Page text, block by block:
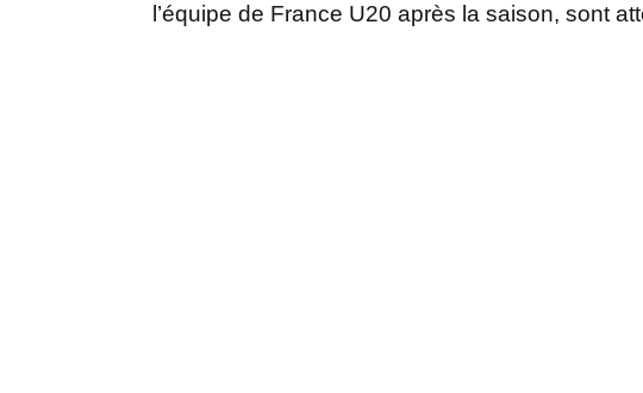
l’équipe de France U20 après la saison, sont